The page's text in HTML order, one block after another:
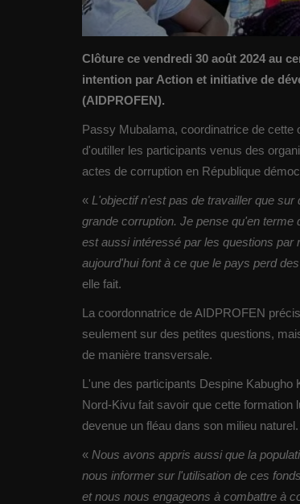
Clôture ce vendredi 30 août 2024 au
intention par Action et initiative de
(AIDPROFEN).
Passy Mubalama, coordinatrice de cette
d'outiller les participants venus des
actes de corruption en République
« L'objectif n'est pas de travailler que
grande corruption. Je pense qu'en
est aussi intéressé par les questions
aujourd'hui font à ce que le pays perd
elle fait.
La coordonnatrice de AIDPROFEN
seulement sur des petites questions,
de manière transversale.
L'une des participants Despine
Nord-Kivu fait savoir que cette formation
devenue un fléau dans son milieu naturel.
« Nous avons appris aussi que la
nous informer sur l'utilisation de ces
et nous nous engageons à combattre à